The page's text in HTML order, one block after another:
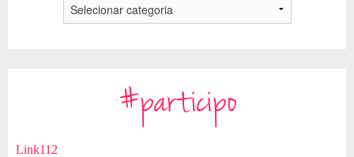
#participo
Link112